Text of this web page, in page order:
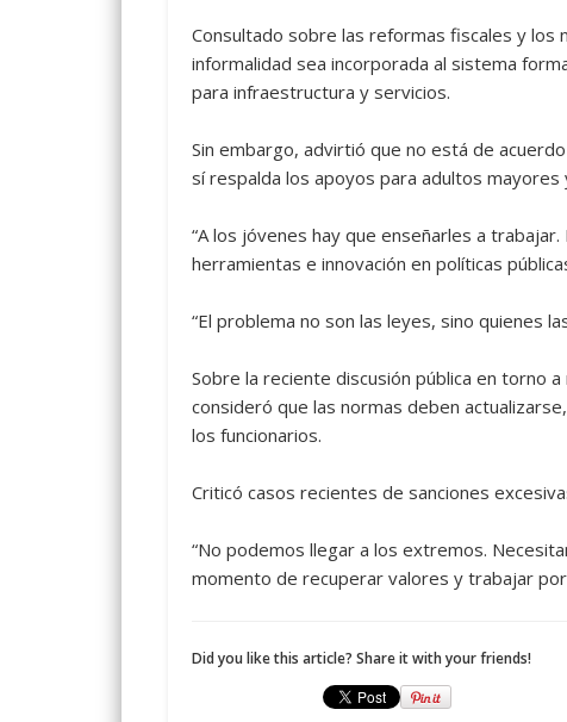
Consultado sobre las reformas fiscales y
informalidad sea incorporada al sistema
para infraestructura y servicios.
Sin embargo, advirtió que no está de
sí respalda los apoyos para adultos mayores
“A los jóvenes hay que enseñarles a
herramientas e innovación en políticas
“El problema no son las leyes, sino quienes
Sobre la reciente discusión pública en torno
consideró que las normas deben
los funcionarios.
Criticó casos recientes de sanciones
“No podemos llegar a los extremos.
momento de recuperar valores y trabajar por
Did you like this article? Share it with your friends!